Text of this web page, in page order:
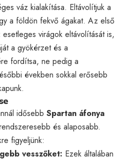
váz kialakítása. Eltávolítjuk a
a földön fekvő ágakat. Az első
virágok eltávolítását is,
a gyökérzet és a
fordítsa, ne pedig a
években sokkal erősebb
idősebb Spartan áfonya
és alaposabb.
figyeljünk:
vesszőket: Ezek általában